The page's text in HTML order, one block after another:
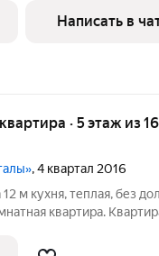
находится на 5 этаже 17-
Написать в
· 5 этаж из 16
, 4 квартал 2016
м кухня, теплая, без
квартира.
экономить на